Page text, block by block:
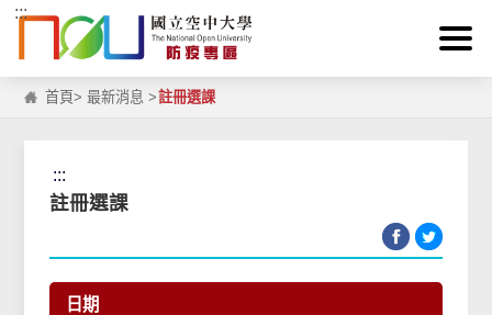
跳到主要內容區塊
:::
首頁>最新消息 >註冊選課
:::
註冊選課
日期